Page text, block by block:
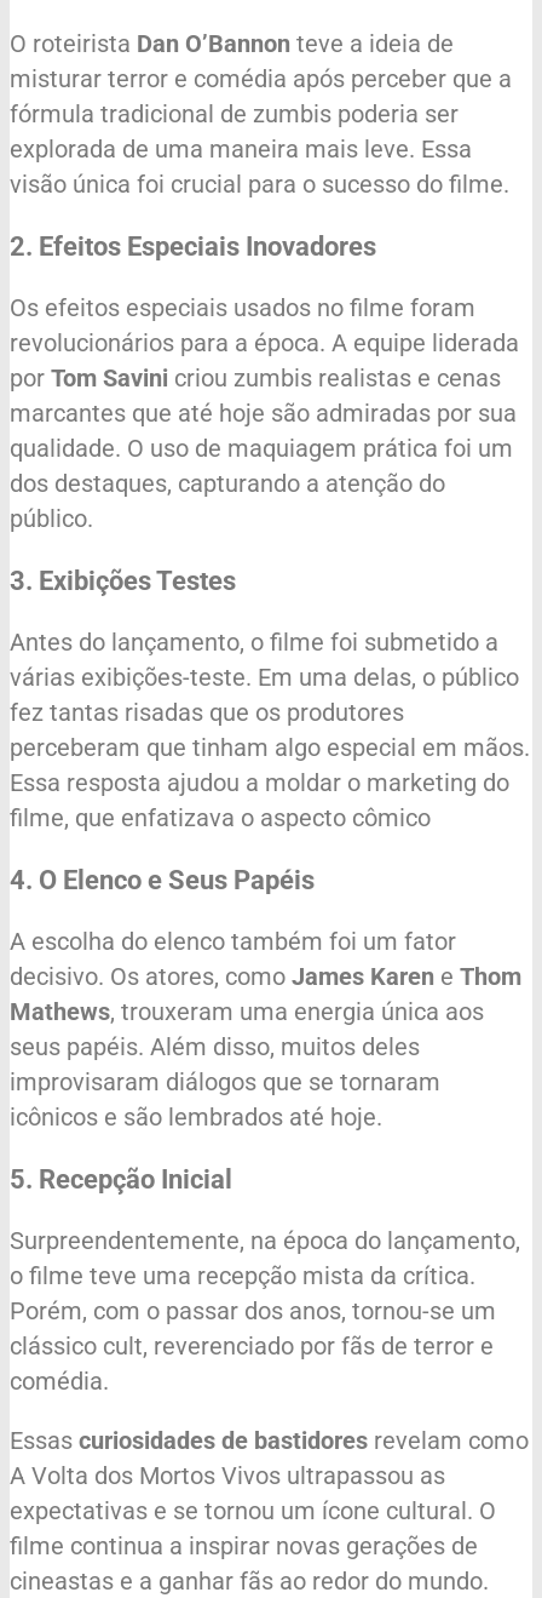
O roteirista Dan O’Bannon teve a ideia de
misturar terror e comédia após perceber que a
fórmula tradicional de zumbis poderia ser
explorada de uma maneira mais leve. Essa
visão única foi crucial para o sucesso do filme.
2. Efeitos Especiais Inovadores
Os efeitos especiais usados no filme foram
revolucionários para a época. A equipe liderada
por Tom Savini criou zumbis realistas e cenas
marcantes que até hoje são admiradas por sua
qualidade. O uso de maquiagem prática foi um
dos destaques, capturando a atenção do
público.
3. Exibições Testes
Antes do lançamento, o filme foi submetido a
várias exibições-teste. Em uma delas, o público
fez tantas risadas que os produtores
perceberam que tinham algo especial em mãos.
Essa resposta ajudou a moldar o marketing do
filme, que enfatizava o aspecto cômico
4. O Elenco e Seus Papéis
A escolha do elenco também foi um fator
decisivo. Os atores, como James Karen e Thom
Mathews, trouxeram uma energia única aos
seus papéis. Além disso, muitos deles
improvisaram diálogos que se tornaram
icônicos e são lembrados até hoje.
5. Recepção Inicial
Surpreendentemente, na época do lançamento,
o filme teve uma recepção mista da crítica.
Porém, com o passar dos anos, tornou-se um
clássico cult, reverenciado por fãs de terror e
comédia.
Essas curiosidades de bastidores revelam como
A Volta dos Mortos Vivos ultrapassou as
expectativas e se tornou um ícone cultural. O
filme continua a inspirar novas gerações de
cineastas e a ganhar fãs ao redor do mundo.